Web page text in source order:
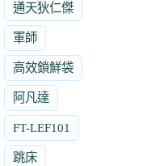
通天狄仁傑
軍師
高效鎖鮮袋
阿凡達
FT-LEF101
跳床